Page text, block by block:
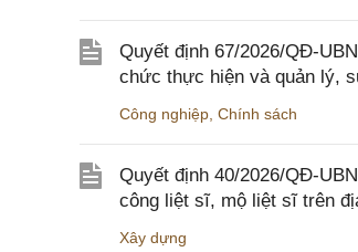
Quyết định 67/2026/QĐ-
chức thực hiện và quản lý,
Công nghiệp Chính sách
Quyết định 40/2026/QĐ-
công liệt sĩ, mộ liệt sĩ trên
Xây dựng